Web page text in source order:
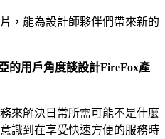
，能為設計師夥伴們帶來新的
的用戶角度談設計FireFox產
來解決日常所需可能不是什麼
識到在享受快速方便的服務時